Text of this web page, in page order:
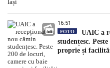
16:51
FOTO
UAIC a
studențesc.
proprie și